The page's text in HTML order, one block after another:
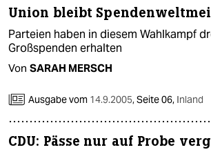
Union bleibt
Parteien haben in diesem Wahlkampf
Großspenden erhalten
Von SARAH MERSCH
Ausgabe vom 14.9.2005,Seite 06, Inland
CDU: Pässe nur auf Probe